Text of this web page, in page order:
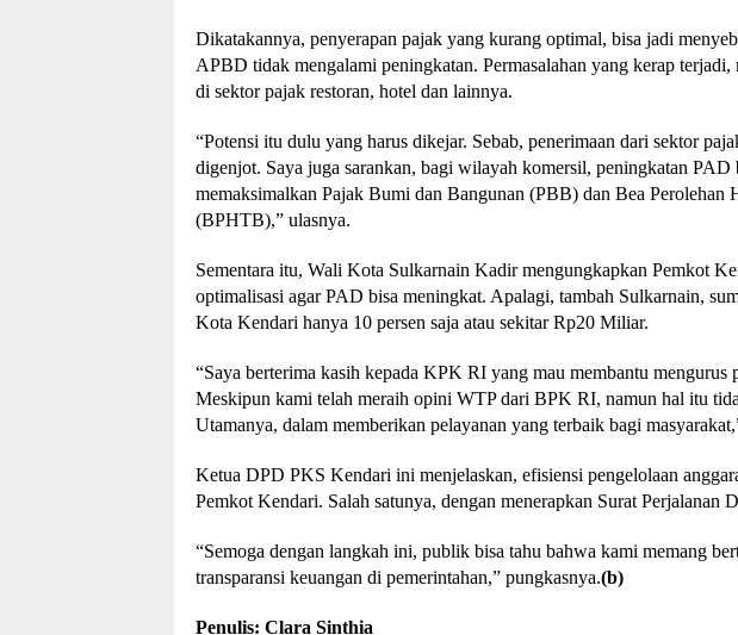
Dikatakannya, penyerapan pajak yang kurang optimal, bisa jadi
APBD tidak mengalami peningkatan. Permasalahan yang kerap
di sektor pajak restoran, hotel dan lainnya.
“Potensi itu dulu yang harus dikejar. Sebab, penerimaan dari sektor
digenjot. Saya juga sarankan, bagi wilayah komersil, peningkatan PAD
memaksimalkan Pajak Bumi dan Bangunan (PBB) dan Bea Perolehan
(BPHTB),” ulasnya.
Sementara itu, Wali Kota Sulkarnain Kadir mengungkapkan Pemkot
optimalisasi agar PAD bisa meningkat. Apalagi, tambah Sulkarnain,
Kota Kendari hanya 10 persen saja atau sekitar Rp20 Miliar.
“Saya berterima kasih kepada KPK RI yang mau membantu mengurus
Meskipun kami telah meraih opini WTP dari BPK RI, namun hal itu
Utamanya, dalam memberikan pelayanan yang terbaik bagi
Ketua DPD PKS Kendari ini menjelaskan, efisiensi pengelolaan
Pemkot Kendari. Salah satunya, dengan menerapkan Surat Perjalanan
“Semoga dengan langkah ini, publik bisa tahu bahwa kami memang
transparansi keuangan di pemerintahan,” pungkasnya.(b)
Penulis: Clara Sinthia